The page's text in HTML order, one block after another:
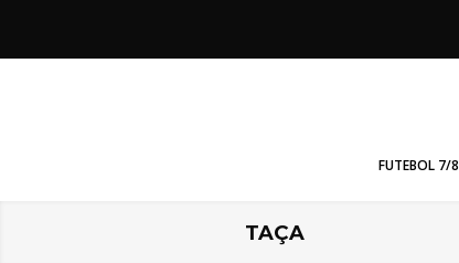
FUTEBOL 7/8
TAÇA